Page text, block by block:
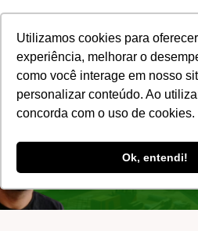
Utilizamos cookies para
experiência, melhorar o
como você interage em nosso
personalizar conteúdo. Ao
concorda com o uso de cookies.
Ok, entendi!